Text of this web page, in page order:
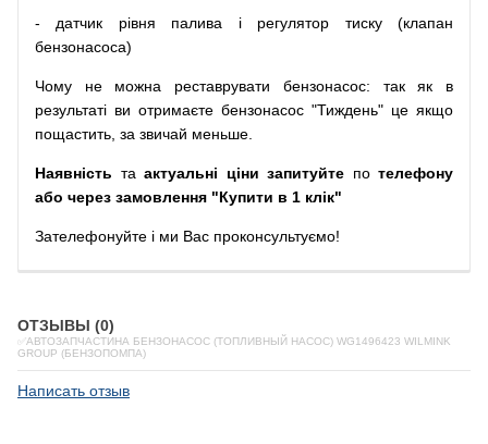
- датчик рівня палива і регулятор тиску (клапан
бензонасоса)
Чому не можна реставрувати бензонасос: так як
в
результаті ви отримаєте бензонасос "Тиждень" це якщо
пощастить, за звичай меньше.
Наявність та актуальні ціни запитуйте по телефону
або через замовлення "Купити в 1 клік"
Зателефонуйте і ми Вас проконсультуємо!
ОТЗЫВЫ (0)
✅АВТОЗАПЧАСТИНА БЕНЗОНАСОС (ТОПЛИВНЫЙ НАСОС) WG1496423 WILMINK
GROUP (БЕНЗОПОМПА)
Написать отзыв